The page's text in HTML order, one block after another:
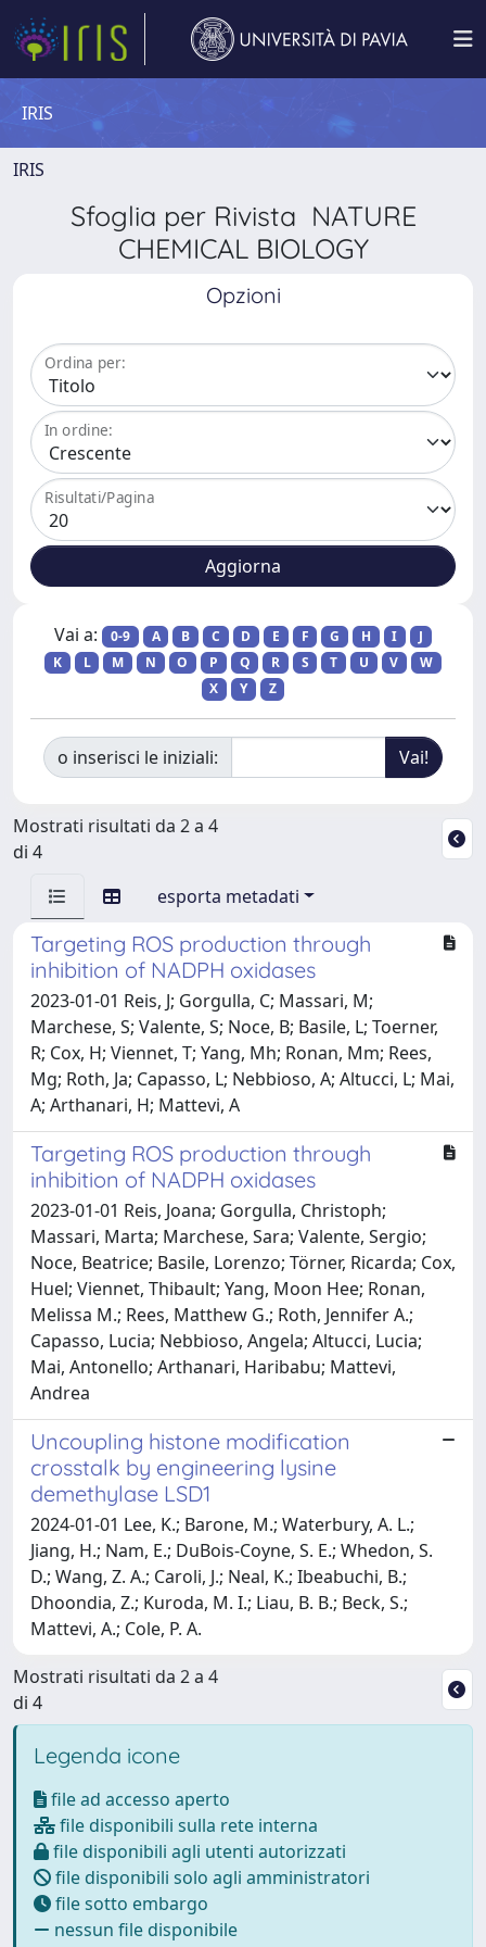
IRIS
IRIS
Sfoglia per Rivista NATURE
CHEMICAL BIOLOGY
Opzioni
Ordina per:
In ordine:
Risultati/Pagina
Vai a: 0-9 A B C D E F G H I
J
K
L M N O P Q R S T U V
W
X
Y Z
o inserisci le iniziali:
Mostrati risultati da 2 a 4
di 4
esporta metadati
Targeting ROS production through
inhibition of NADPH oxidases
2023-01-01 Reis, J; Gorgulla, C; Massari, M;
Marchese, S; Valente, S; Noce, B; Basile, L; Toerner,
R; Cox, H; Viennet, T; Yang, Mh; Ronan, Mm; Rees,
Mg; Roth, Ja; Capasso, L; Nebbioso, A; Altucci, L; Mai,
A; Arthanari, H; Mattevi, A
Targeting ROS production through
inhibition of NADPH oxidases
2023-01-01 Reis, Joana; Gorgulla, Christoph;
Massari, Marta; Marchese, Sara; Valente, Sergio;
Noce, Beatrice; Basile, Lorenzo; Törner, Ricarda; Cox,
Huel; Viennet, Thibault; Yang, Moon Hee; Ronan,
Melissa M.; Rees, Matthew G.; Roth, Jennifer A.;
Capasso, Lucia; Nebbioso, Angela; Altucci, Lucia;
Mai, Antonello; Arthanari, Haribabu; Mattevi,
Andrea
Uncoupling histone modification
crosstalk by engineering lysine
demethylase LSD1
2024-01-01 Lee, K.; Barone, M.; Waterbury, A. L.;
Jiang, H.; Nam, E.; DuBois-Coyne, S. E.; Whedon, S.
D.; Wang, Z. A.; Caroli, J.; Neal, K.; Ibeabuchi, B.;
Dhoondia, Z.; Kuroda, M. I.; Liau, B. B.; Beck, S.;
Mattevi, A.; Cole, P. A.
Mostrati risultati da 2 a 4
di 4
Legenda icone
file ad accesso aperto
file disponibili sulla rete interna
file disponibili agli utenti autorizzati
file disponibili solo agli amministratori
file sotto embargo
nessun file disponibile